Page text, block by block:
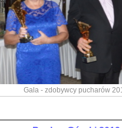
Gala - zdobywcy pucharów